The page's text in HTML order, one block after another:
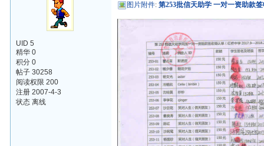
UID 5
精华 0
积分 0
帖子 30258
阅读权限 200
注册 2007-4-3
状态 离线
图片附件:第253批信天助学 一对一资助款